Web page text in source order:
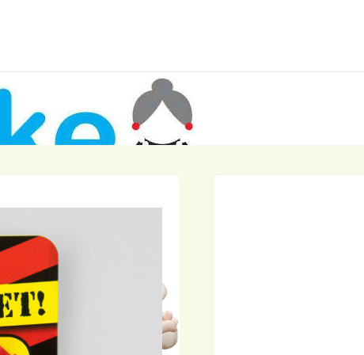
Skytubes
Rozet
Frankes
communicatie, duidelijke informatie over brengen en halen. Pop
3 dagen gestaan en hebben geen last gehad van het geluid wat